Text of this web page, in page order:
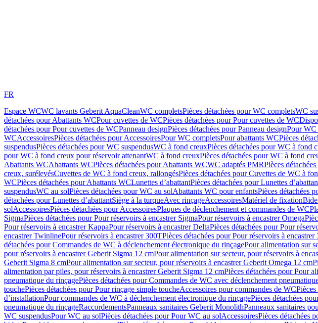
FR
Espace WCWC lavants Geberit AquaCleanWC completsPièces détachées pour WC completsWC
détachées pour Abattants WCPour cuvettes de WCPièces détachées pour Pour cuvettes de WC
détachées pour Pour cuvettes de WCPanneau designPièces détachées pour Panneau designPour WC
WCAccessoiresPièces détachées pour AccessoiresPour WC completsPour abattants WCPièces
suspendusPièces détachées pour WC suspendusWC à fond creuxPièces détachées pour WC à fond
pour WC à fond creux pour réservoir attenantWC à fond creuxPièces détachées pour WC à fond
Abattants WCAbattants WCPièces détachées pour Abattants WCWC adaptés PMRPièces
creux, surélevésCuvettes de WC à fond creux, rallongésPièces détachées pour Cuvettes de WC à
WCPièces détachées pour Abattants WCLunettes d’abattantPièces détachées pour Lunettes
suspendusWC au solPièces détachées pour WC au solAbattants WC pour enfantsPièces détachées
détachées pour Lunettes d’abattantSiège à la turqueAvec rinçageAccessoiresMatériel de fixation
solAccessoiresPièces détachées pour AccessoiresPlaques de déclenchement et commandes de WC
SigmaPièces détachées pour Pour réservoirs à encastrer SigmaPour réservoirs à encastrer Omega
Pour réservoirs à encastrer KappaPour réservoirs à encastrer DeltaPièces détachées pour Pour
encastrer TwinlinePour réservoirs à encastrer 300TPièces détachées pour Pour réservoirs à encastrer
détachées pour Commandes de WC à déclenchement électronique du rinçagePour alimentation sur
pour réservoirs à encastrer Geberit Sigma 12 cmPour alimentation sur secteur, pour réservoirs à
Geberit Sigma 8 cmPour alimentation sur secteur, pour réservoirs à encastrer Geberit Omega 12 cm
alimentation par piles, pour réservoirs à encastrer Geberit Sigma 12 cmPièces détachées pour Pour
pneumatique du rinçagePièces détachées pour Commandes de WC avec déclenchement
touchePièces détachées pour Pour rinçage simple toucheAccessoires pour commandes de WC
d’installationPour commandes de WC à déclenchement électronique du rinçagePièces détachées
pneumatique du rinçageRaccordementsPanneaux sanitaires Geberit MonolithPanneaux sanitaires
WC suspendusPour WC au solPièces détachées pour Pour WC au solAccessoiresPièces détachées